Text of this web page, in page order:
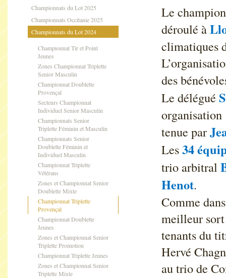
Championnats du Lot 2025
Championnats Occitanie 2025
Championnats du Lot 2024
Championnat Tir et Point
Jeunes
Zones Championnat Triplette
Senior Masculin
Championnat Doublette
Provençal
Secteurs Championnat
Individuel Senior Masculin
Championnats Senior
Triplette Féminin et Masculin
Championnats Senior
Doublette Féminin et
Individuel Masculin
Championnat Triplette
Vétérans
Zones et Championnat Senior
Doublette Mixte
Championnat Triplette
Provençal
Championnat Doublette
Jeunes
Zones et Championnat Senior
Triplette Promotion
Championnat Triplette Jeunes
Zones et Championnat Senior
Triplette Mixte
Le
déroulé à
climatiques
des
Le délégué
organisation
tenue par
Les34
trio arbitral
Henot.
Comme
meilleur
tenants du
Hervé
au trio de